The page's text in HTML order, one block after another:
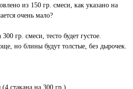
из 150 гр. смеси, как указано на
очень мало?
гр. смеси, тесто будет густое.
но блины будут толстые, без дырочек.
стакана на 300 гр.)